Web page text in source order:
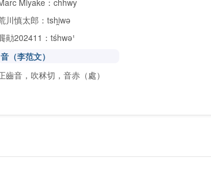
Miyake：chhwy
川慎太郎：tshi̯wə
勛202411：tśhwə¹
音（李范文）
齒音，吹秫切，音赤（處）